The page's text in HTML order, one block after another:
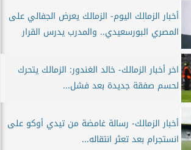
أخبار الزمالك اليوم- الزمالك يعرض الجفالي على
المصري البورسعيدي.. والمدرب يدرس القرار
اخر أخبار الزمالك- خالد الغندور: الزمالك يتحرك
لحسم صفقة جديدة بعد فشل...
أخبار الزمالك- رسالة غامضة من تيدي أوكو على
انستجرام بعد تعثر انتقاله...